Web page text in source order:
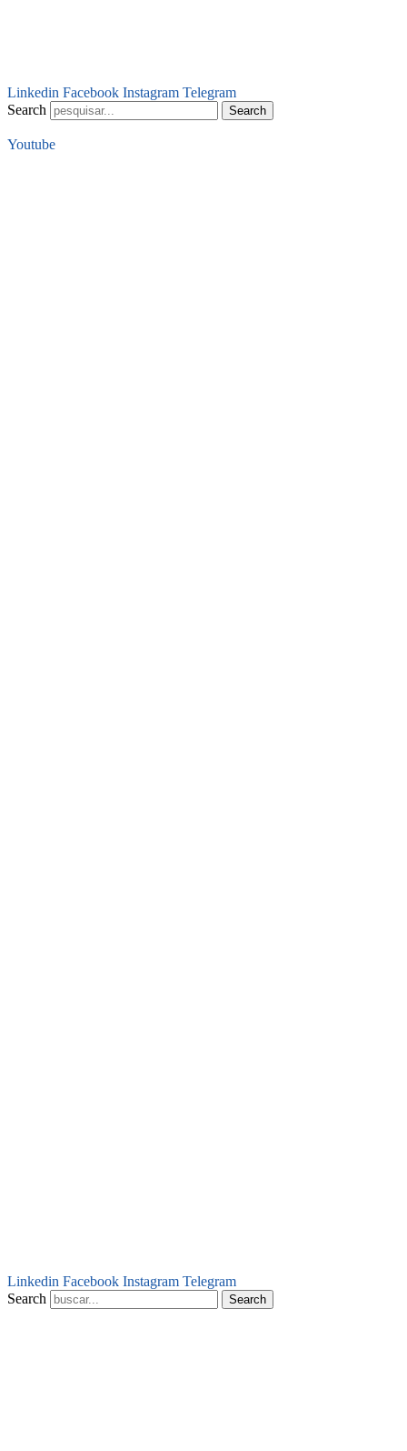
Linkedin Facebook Instagram Telegram
Search
Search
Youtube
Linkedin Facebook Instagram Telegram
Search
Search